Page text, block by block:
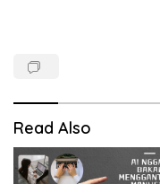
PPPK
CPNS
2021
Read Also